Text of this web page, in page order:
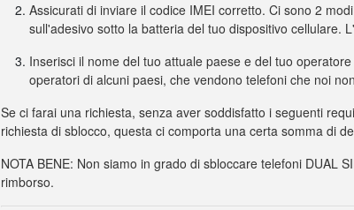
Assicurati di inviare il codice IMEI corretto. Ci sono 2
sull'adesivo sotto la batteria del tuo dispositivo cellulare.
Inserisci il nome del tuo attuale paese e del tuo
operatori di alcuni paesi, che vendono telefoni che noi
Se ci farai una richiesta, senza aver soddisfatto i seguenti
richiesta di sblocco, questa ci comporta una certa somma di
NOTA BENE: Non siamo in grado di sbloccare telefoni DUAL
rimborso.